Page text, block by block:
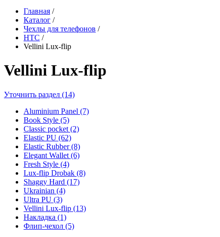
Главная /
Каталог /
Чехлы для телефонов /
HTC /
Vellini Lux-flip
Vellini Lux-flip
Уточнить раздел (14)
Aluminium Panel (7)
Book Style (5)
Classic pocket (2)
Elastic PU (62)
Elastic Rubber (8)
Elegant Wallet (6)
Fresh Style (4)
Lux-flip Drobak (8)
Shaggy Hard (17)
Ukrainian (4)
Ultra PU (3)
Vellini Lux-flip (13)
Накладка (1)
Флип-чехол (5)